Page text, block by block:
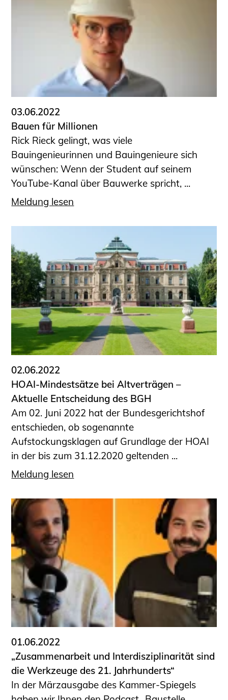
03.06.2022
Bauen für Millionen
Rick Rieck gelingt, was viele
Bauingenieurinnen und Bauingenieure sich
wünschen: Wenn der Student auf seinem
YouTube-Kanal über Bauwerke spricht, ...
Meldung lesen
02.06.2022
HOAI-Mindestsätze bei Altverträgen –
Aktuelle Entscheidung des BGH
Am 02. Juni 2022 hat der Bundesgerichtshof
entschieden, ob sogenannte
Aufstockungsklagen auf Grundlage der HOAI
in der bis zum 31.12.2020 geltenden ...
Meldung lesen
01.06.2022
„Zusammenarbeit und Interdisziplinarität sind
die Werkzeuge des 21. Jahrhunderts“
In der Märzausgabe des Kammer-Spiegels